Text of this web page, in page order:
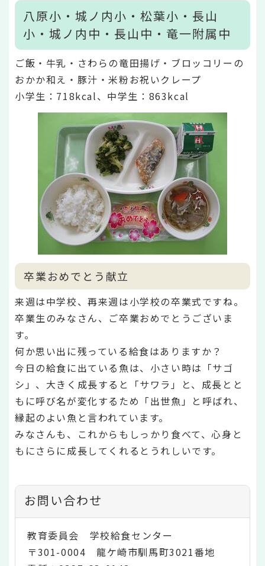
八原小・城ノ内小・松葉小・長山
小・城ノ内中・長山中・竜一附属中
ご飯・牛乳・さわらの竜田揚げ・ブロッコリーの
おかか和え・豚汁・米粉お祝いクレープ
小学生：718kcal、中学生：863kcal
卒業おめでとう献立
来週は中学校、再来週は小学校の卒業式ですね。
卒業生のみなさん、ご卒業おめでとうございま
す。
何か思い出に残っている給食はありますか？
今日の給食に出ている魚は、小さい時は「サゴ
シ」、大きく成長すると「サワラ」と、成長とと
もに呼び名が変化するため「出世魚」と呼ばれ、
縁起のよい魚と言われています。
みなさんも、これからもしっかり食べて、心身と
もにさらに成長してくれるとうれしいです。
お問い合わせ
教育委員会 学校給食センター
〒301-0004 龍ケ崎市馴馬町3021番地